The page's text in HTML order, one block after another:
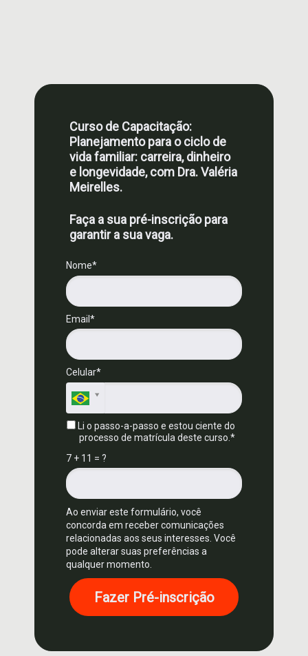
Curso de Capacitação:
Planejamento para o ciclo de
vida familiar: carreira, dinheiro
e longevidade, com Dra. Valéria
Meirelles.
Faça a sua pré-inscrição para
garantir a sua vaga.
Nome*
Email*
Celular*
Li o passo-a-passo e estou ciente do
processo de matrícula deste curso.*
7 + 11 = ?
Ao enviar este formulário, você
concorda em receber comunicações
relacionadas aos seus interesses. Você
pode alterar suas preferências a
qualquer momento.
Fazer Pré-inscrição